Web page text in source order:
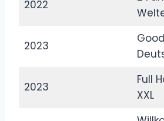
2022
2023
2023
Full
XXL